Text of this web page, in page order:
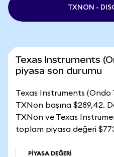
TXNON -
Texas Instruments
piyasa son durumu
Texas Instruments (Ondo
TXNon başına $289,42.
TXNon ve Texas
toplam piyasa değeri
PIYASA DEĞERI